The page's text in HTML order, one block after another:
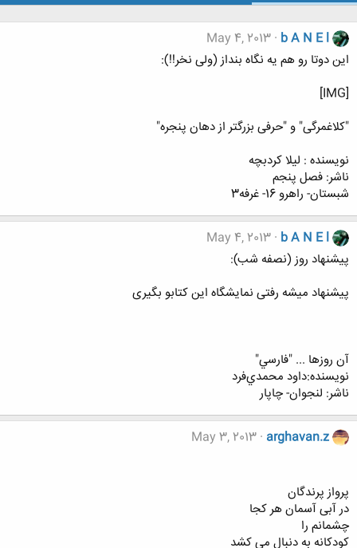
b A N E l
May 4, 2013
این دوتا رو هم یه نگاه بنداز (ولی نخر!!):
[IMG]
"کلاغمرگی" و "حرفی بزرگتر از دهان پنجره"
نویسنده : لیلا کردبچه
ناشر: فصل پنجم
شبستان- راهرو 16- غرفه3
b A N E l
May 4, 2013
پیشنهاد روز (نصفه شب):
پیشنهاد میشه رفتی نمایشگاه این کتابو بگیری
آن روزها ... "فارسي"
نويسنده:داود محمدي‌فرد
ناشر: لنجوان- چاپار
arghavan.z
May 3, 2013
پرواز پرندگان
در آبی آسمان هر کجا
چشمانم را
کودکانه به دنبال می کشد